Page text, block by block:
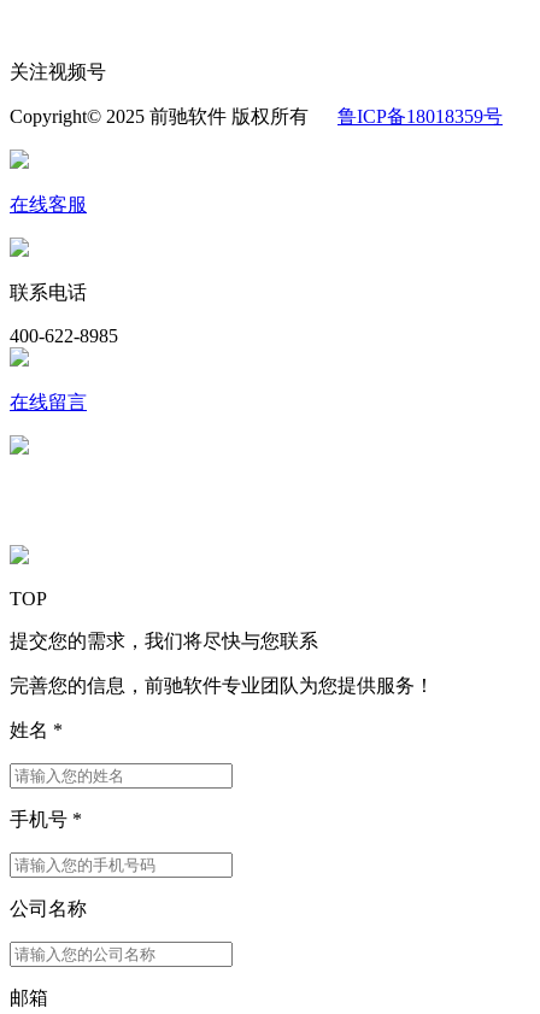
关注视频号
Copyright© 2025 前驰软件 版权所有 鲁ICP备18018359号
在线客服
联系电话
400-622-8985
在线留言
TOP
提交您的需求，我们将尽快与您联系
完善您的信息，前驰软件专业团队为您提供服务！
姓名 *
手机号 *
公司名称
邮箱